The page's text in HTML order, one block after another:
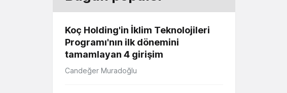
Koç Holding'in İklim Teknolojileri
Programı'nın ilk dönemini
tamamlayan 4 girişim
Candeğer Muradoğlu